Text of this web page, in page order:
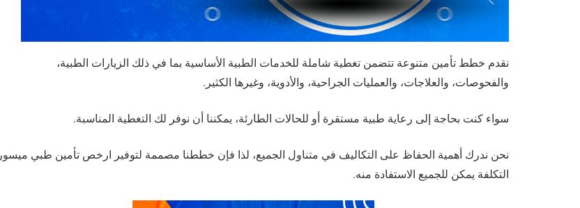
نقدم خطط تأمين متنوعة تتضمن تغطية شاملة للخدمات الطبية الأساسية بما في ذلك الزيارات الطبية،
والفحوصات، والعلاجات، والعمليات الجراحية، والأدوية، وغيرها الكثير.
سواء كنت بحاجة إلى رعاية طبية مستقرة أو للحالات الطارئة، يمكننا أن نوفر لك التغطية المناسبة.
نحن ندرك أهمية الحفاظ على التكاليف في متناول الجميع، لذا فإن خططنا مصممة لتوفير ارخص تأمين طبي ميسور
التكلفة يمكن للجميع الاستفادة منه.